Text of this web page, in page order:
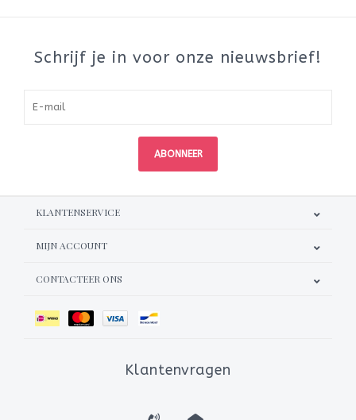
Schrijf je in voor onze nieuwsbrief!
ABONNEER
KLANTENSERVICE
MIJN ACCOUNT
CONTACTEER ONS
Klantenvragen